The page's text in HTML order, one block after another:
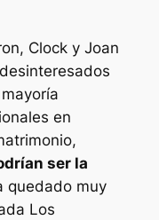
Clock y Joan
en
ser la
quedado muy
Los